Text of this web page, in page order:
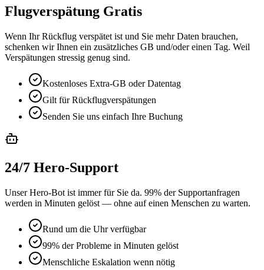
Flugverspätung Gratis
Wenn Ihr Rückflug verspätet ist und Sie mehr Daten brauchen,
schenken wir Ihnen ein zusätzliches GB und/oder einen Tag. Weil
Verspätungen stressig genug sind.
Kostenloses Extra-GB oder Datentag
Gilt für Rückflugverspätungen
Senden Sie uns einfach Ihre Buchung
24/7 Hero-Support
Unser Hero-Bot ist immer für Sie da. 99% der Supportanfragen
werden in Minuten gelöst — ohne auf einen Menschen zu warten.
Rund um die Uhr verfügbar
99% der Probleme in Minuten gelöst
Menschliche Eskalation wenn nötig